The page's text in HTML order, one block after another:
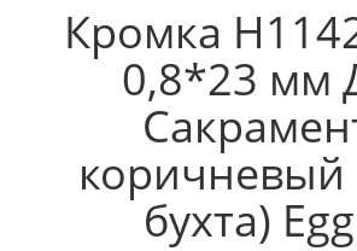
Кромка
0,8*23 мм
коричневый
бухта)